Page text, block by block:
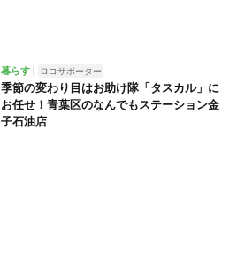
暮らす ロコサポーター
季節の変わり目はお助け隊「タスカル」に
お任せ！青葉区のなんでもステーション金
子石油店